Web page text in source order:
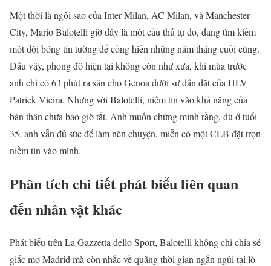
Một thời là ngôi sao của Inter Milan, AC Milan, và Manchester
City, Mario Balotelli giờ đây là một cầu thủ tự do, đang tìm kiếm
một đội bóng tin tưởng để cống hiến những năm tháng cuối cùng.
Dẫu vậy, phong độ hiện tại không còn như xưa, khi mùa trước
anh chỉ có 63 phút ra sân cho Genoa dưới sự dẫn dắt của HLV
Patrick Vieira. Nhưng với Balotelli, niềm tin vào khả năng của
bản thân chưa bao giờ tắt. Anh muốn chứng minh rằng, dù ở tuổi
35, anh vẫn đủ sức để làm nên chuyện, miễn có một CLB đặt trọn
niềm tin vào mình.
Phân tích chi tiết phát biểu liên quan
đến nhân vật khác
Phát biểu trên La Gazzetta dello Sport, Balotelli không chỉ chia sẻ
giấc mơ Madrid mà còn nhắc về quãng thời gian ngắn ngủi tại lò